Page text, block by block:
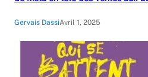
Gervais DassiAvril 1, 2025